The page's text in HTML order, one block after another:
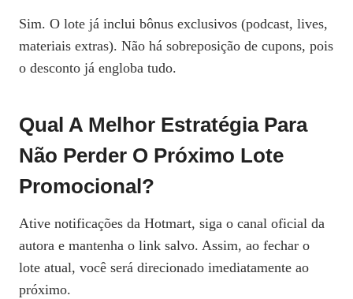
Sim. O lote já inclui bônus exclusivos (podcast, lives,
materiais extras). Não há sobreposição de cupons, pois
o desconto já engloba tudo.
Qual A Melhor Estratégia Para
Não Perder O Próximo Lote
Promocional?
Ative notificações da Hotmart, siga o canal oficial da
autora e mantenha o link salvo. Assim, ao fechar o
lote atual, você será direcionado imediatamente ao
próximo.